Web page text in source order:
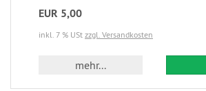
EUR 5,00
inkl. 7 % USt zzgl. Versandkosten
mehr...